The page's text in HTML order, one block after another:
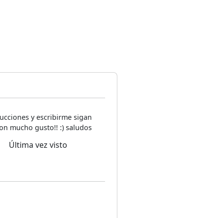
y escribirme sigan
mucho gusto!! :) saludos
Última vez visto